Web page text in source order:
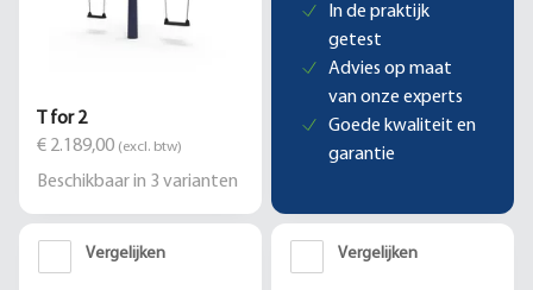
T for 2
€ 2.189,00 (excl. btw)
Beschikbaar in 3 varianten
In de praktijk
getest
Advies op maat
van onze experts
Goede kwaliteit en
garantie
Vergelijken Vergelijken